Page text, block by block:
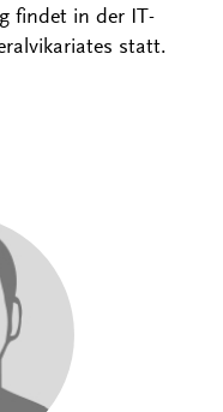
findet in der IT-
statt.